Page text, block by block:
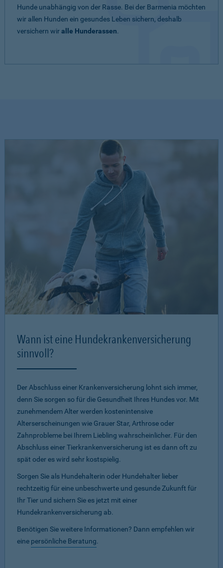
Hunde unabhängig von der Rasse. Bei der Barmenia möchten
wir allen Hunden ein gesundes Leben sichern, deshalb
versichern wiralle Hunderassen.
Wann ist eine Hundekrankenversicherung
sinnvoll?
Der Abschluss einer Krankenversicherung lohnt sich immer,
denn Sie sorgen so für die Gesundheit Ihres Hundes vor. Mit
zunehmendem Alter werden kostenintensive
Alterserscheinungen wie Grauer Star, Arthrose oder
Zahnprobleme bei Ihrem Liebling wahrscheinlicher. Für den
Abschluss einer Tierkrankenversicherung ist es dann oft zu
spät oder es wird sehr kostspielig.
Sorgen Sie als Hundehalterin oder Hundehalter lieber
rechtzeitig für eine unbeschwerte und gesunde Zukunft für
Ihr Tier und sichern Sie es jetzt mit einer
Hundekrankenversicherung ab.
Benötigen Sie weitere Informationen? Dann empfehlen wir
eine persönliche Beratung.